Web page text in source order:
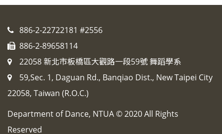
886-2-22722181 #2556
886-2-89658114
22058 新北市板橋區大觀路一段59號 舞蹈學系
59,Sec. 1, Daguan Rd., Banqiao Dist., New Taipei City
22058, Taiwan (R.O.C.)
Department of Dance, NTUA © 2020 All Rights
Reserved